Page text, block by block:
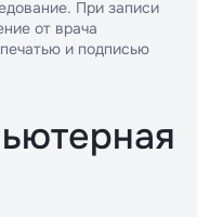
При записи
от врача
и подписью